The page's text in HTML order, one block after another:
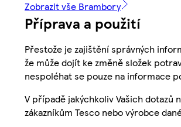
Zobrazit vše Brambory
Příprava a použití
Přestože je zajištění správných
že může dojít ke změně složek
nespoléhat se pouze na informace
V případě jakýchkoliv Vašich
zákazníkům Tesco nebo výrobce